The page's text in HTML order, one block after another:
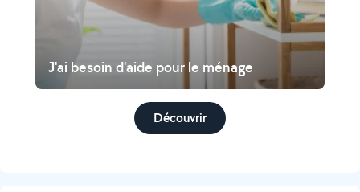
J'ai besoin d'aide pour le ménage
Découvrir